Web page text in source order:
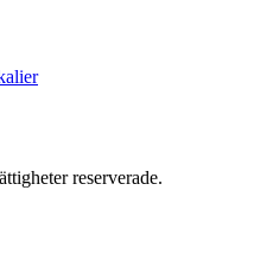
reserverade.